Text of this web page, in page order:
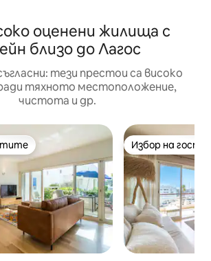
оценени жилища с
близо до Лагос
тези престои са високо
тяхното местоположение,
чистота и др.
на гостите Избор на
Избор на